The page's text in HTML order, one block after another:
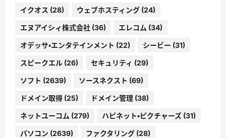
イクオス (28) ウェブホスティング (24)
エヌアイシィ株式会社 (36) エレコム (34)
オデッサ・エンタテインメント (22) シービー (31)
スピークエル (26) セキュリティ (29)
ソフト (2639) ソースネクスト (69)
ドメイン取得 (25) ドメイン管理 (38)
ネットユーコム (279) ハピネット・ピクチャーズ (31)
パソコン (2639) ファクタリング (28)